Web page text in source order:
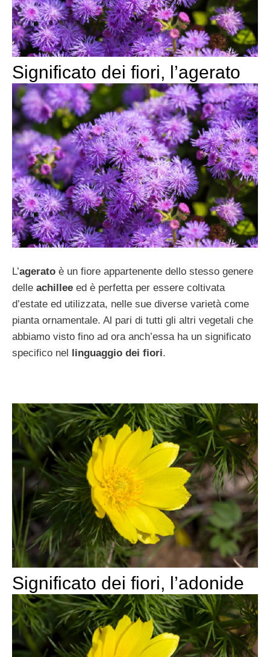
Significato dei fiori, l’agerato
L’agerato è un fiore appartenente dello stesso genere
delle achillee ed è perfetta per essere coltivata
d’estate ed utilizzata, nelle sue diverse varietà come
pianta ornamentale. Al pari di tutti gli altri vegetali che
abbiamo visto fino ad ora anch’essa ha un significato
specifico nel linguaggio dei fiori.
Significato dei fiori, l’adonide